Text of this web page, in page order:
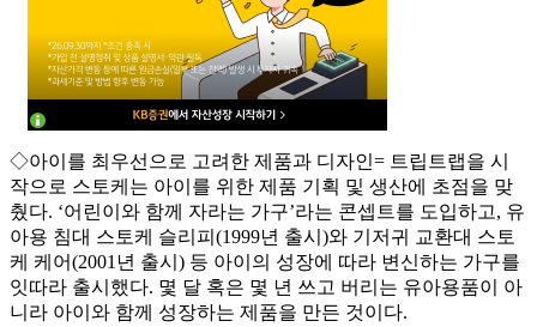
◇아이를 최우선으로 고려한 제품과 디자인= 트립트랩을 시
작으로 스토케는 아이를 위한 제품 기획 및 생산에 초점을 맞
췄다. ‘어린이와 함께 자라는 가구’라는 콘셉트를 도입하고, 유
아용 침대 스토케 슬리피(1999년 출시)와 기저귀 교환대 스토
케 케어(2001년 출시) 등 아이의 성장에 따라 변신하는 가구를
잇따라 출시했다. 몇 달 혹은 몇 년 쓰고 버리는 유아용품이 아
니라 아이와 함께 성장하는 제품을 만든 것이다.